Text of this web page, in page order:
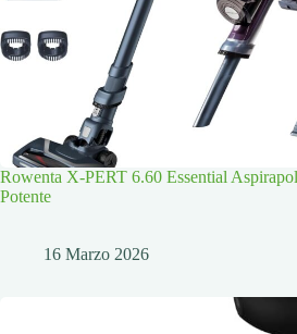
Rowenta X-PERT 6.60 Essential
Potente
16 Marzo 2026